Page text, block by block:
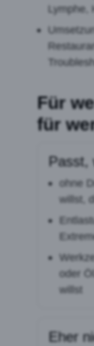
Lymphe,
Für
für
Passt,
ohne
willst,
oder
willst
Eher